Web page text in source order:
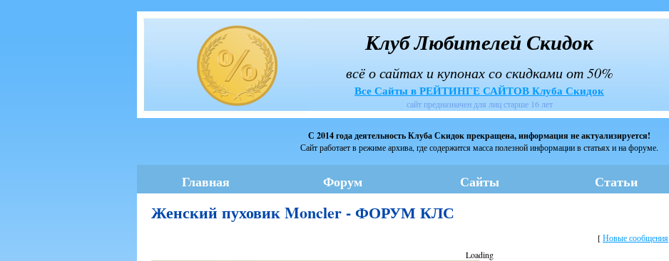
Клуб Любителей Скидок
всё о сайтах и купонах со скидками от 50%
Все Сайты в РЕЙТИНГЕ САЙТОВ Клуба Скидок
сайт предназначен для лиц старше 16 лет
С 2014 года деятельность Клуба Скидок прекращена, информация не актуализируется!
Сайт работает в режиме архива, где содержится масса полезной информации в статьях и на форуме.
Главная Форум Сайты Статьи
Женский пуховик Moncler - ФОРУМ КЛС
[Новые сообщения
Loading